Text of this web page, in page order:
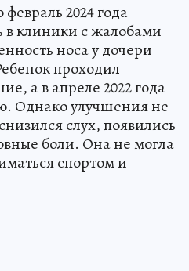
2024 года
клиники с жалобами
носа у дочери
проходил
а в апреле 2022 года
Однако улучшения не
слух, появились
боли. Она не могла
спортом и